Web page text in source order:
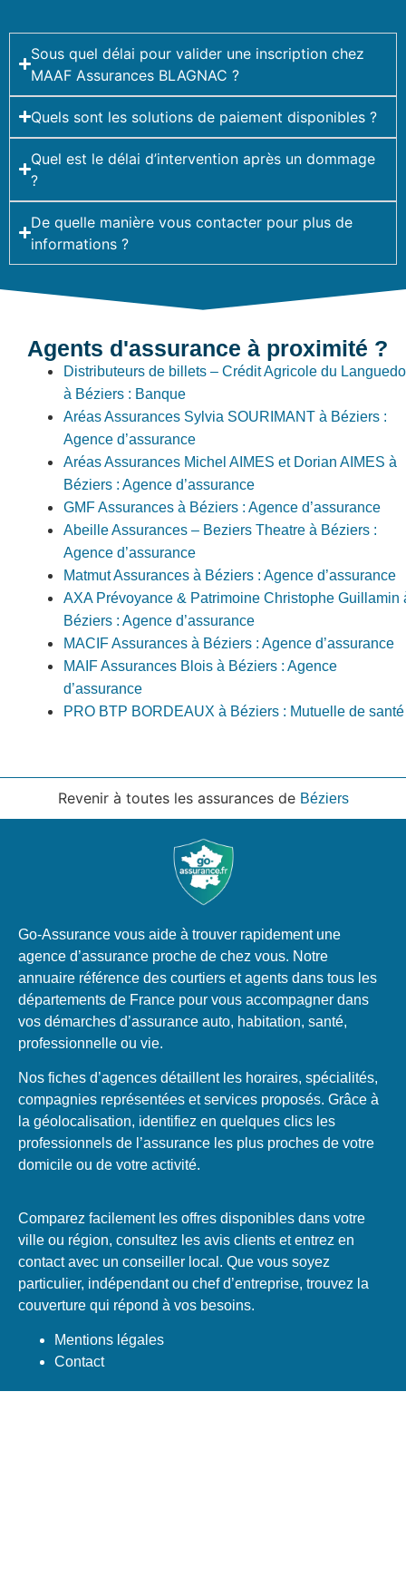
Sous quel délai pour valider une inscription chez
MAAF Assurances BLAGNAC ?
Quels sont les solutions de paiement disponibles ?
Quel est le délai d’intervention après un dommage
?
De quelle manière vous contacter pour plus de
informations ?
Agents d'assurance à proximité ?
Distributeurs de billets – Crédit Agricole du
à Béziers : Banque
Aréas Assurances Sylvia SOURIMANT à Béziers :
Agence d’assurance
Aréas Assurances Michel AIMES et Dorian AIMES à
Béziers : Agence d’assurance
GMF Assurances à Béziers : Agence d’assurance
Abeille Assurances – Beziers Theatre à Béziers :
Agence d’assurance
Matmut Assurances à Béziers : Agence d’assurance
AXA Prévoyance & Patrimoine Christophe Guillamin
Béziers : Agence d’assurance
MACIF Assurances à Béziers : Agence d’assurance
MAIF Assurances Blois à Béziers : Agence
d’assurance
PRO BTP BORDEAUX à Béziers : Mutuelle de santé
Revenir à toutes les assurances de Béziers
Go-Assurance vous aide à trouver rapidement une
agence d’assurance proche de chez vous. Notre
annuaire référence des courtiers et agents dans tous les
départements de France pour vous accompagner dans
vos démarches d’assurance auto, habitation, santé,
professionnelle ou vie.
Nos fiches d’agences détaillent les horaires, spécialités,
compagnies représentées et services proposés. Grâce à
la géolocalisation, identifiez en quelques clics les
professionnels de l’assurance les plus proches de votre
domicile ou de votre activité.
Comparez facilement les offres disponibles dans votre
ville ou région, consultez les avis clients et entrez en
contact avec un conseiller local. Que vous soyez
particulier, indépendant ou chef d’entreprise, trouvez la
couverture qui répond à vos besoins.
Mentions légales
Contact